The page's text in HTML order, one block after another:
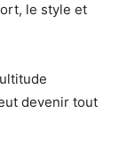
le style et
devenir tout